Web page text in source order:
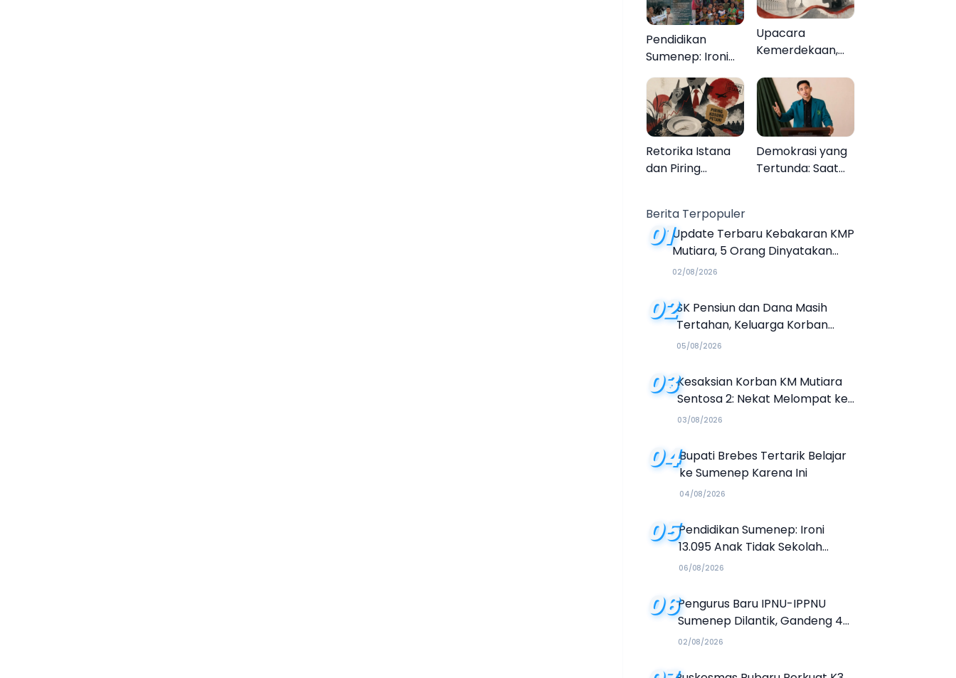
Pendidikan
Sumenep: Ironi
13.095 Anak Tidak
Sekolah
Menyaksikan
Semarak Festival
Kalender Event
2026
Upacara
Kemerdekaan,
Melupakan
Retorika Istana
dan Piring
Demokrasi yang
Tertunda: Saat
Berita Terpopuler
01Update Terbaru Kebakaran KMP
Mutiara, 5 Orang Dinyatakan
Tewas
02/08/2026
02SK Pensiun dan Dana Masih
Tertahan, Keluarga Korban
Tagih Janji BRI Sumenep
05/08/2026
03Kesaksian Korban KM Mutiara
Sentosa 2: Nekat Melompat ke
Laut Meski Tak Bisa Berenang
03/08/2026
04Bupati Brebes Tertarik Belajar
ke Sumenep Karena Ini
04/08/2026
05Pendidikan Sumenep: Ironi
13.095 Anak Tidak Sekolah
Menyaksikan Semarak Festival
06/08/2026
06Pengurus Baru IPNU-IPPNU
Sumenep Dilantik, Gandeng 4
Kampus Buka Jalur Beasiswa
02/08/2026